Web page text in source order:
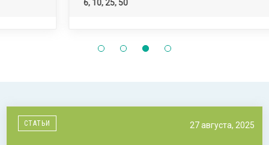
СТАТЬИ 27 августа, 2025